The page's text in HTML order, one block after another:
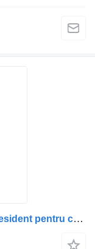
Autoradio Radio CB pour camion President pentru camioane Scania